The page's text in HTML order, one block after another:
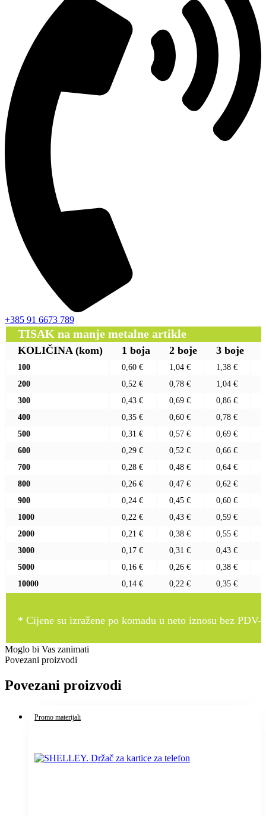
+385 91 6673 789
TISAK na manje metalne artikle
KOLIČINA (kom) 1 boja 2 boje 3 boje
100 0,60 € 1,04 € 1,38 €
200
0,52 € 0,78 € 1,04 €
300
0,43 € 0,69 € 0,86 €
400
0,35 € 0,60 € 0,78 €
500
0,31 € 0,57 € 0,69 €
600
0,29 € 0,52 € 0,66 €
700
0,28 € 0,48 € 0,64 €
800
0,26 € 0,47 € 0,62 €
900
0,24 € 0,45 € 0,60 €
1000
0,22 € 0,43 € 0,59 €
2000
0,21 € 0,38 € 0,55 €
3000
0,17 € 0,31 € 0,43 €
5000
0,16 € 0,26 € 0,38 €
10000
0,14 € 0,22 € 0,35 €
* Cijene su izražene po komadu u neto iznosu bez PDV-
Moglo bi Vas zanimati
Povezani proizvodi
Povezani proizvodi
Promo materijali